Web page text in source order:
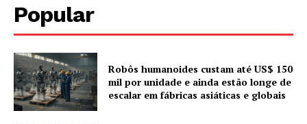
Popular
Robôs humanoides custam até US$ 150
mil por unidade e ainda estão longe de
escalar em fábricas asiáticas e globais